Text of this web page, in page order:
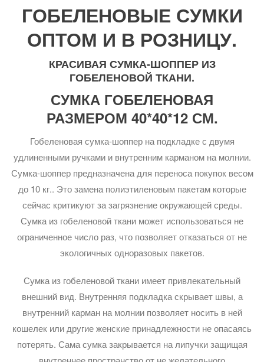
ГОБЕЛЕНОВЫЕ СУМКИ
ОПТОМ И В РОЗНИЦУ.
КРАСИВАЯ СУМКА-ШОППЕР ИЗ
ГОБЕЛЕНОВОЙ ТКАНИ.
СУМКА ГОБЕЛЕНОВАЯ
РАЗМЕРОМ 40*40*12 СМ.
Гобеленовая сумка-шоппер на подкладке с двумя
удлиненными ручками и внутренним карманом на молнии.
Сумка-шоппер предназначена для переноса покупок весом
до 10 кг.. Это замена полиэтиленовым пакетам которые
сейчас критикуют за загрязнение окружающей среды.
Сумка из гобеленовой ткани может использоваться не
ограниченное число раз, что позволяет отказаться от не
экологичных одноразовых пакетов.
Сумка из гобеленовой ткани имеет привлекательный
внешний вид. Внутренняя подкладка скрывает швы, а
внутренний карман на молнии позволяет носить в ней
кошелек или другие женские принадлежности не опасаясь
потерять. Сама сумка закрывается на липучки защищая